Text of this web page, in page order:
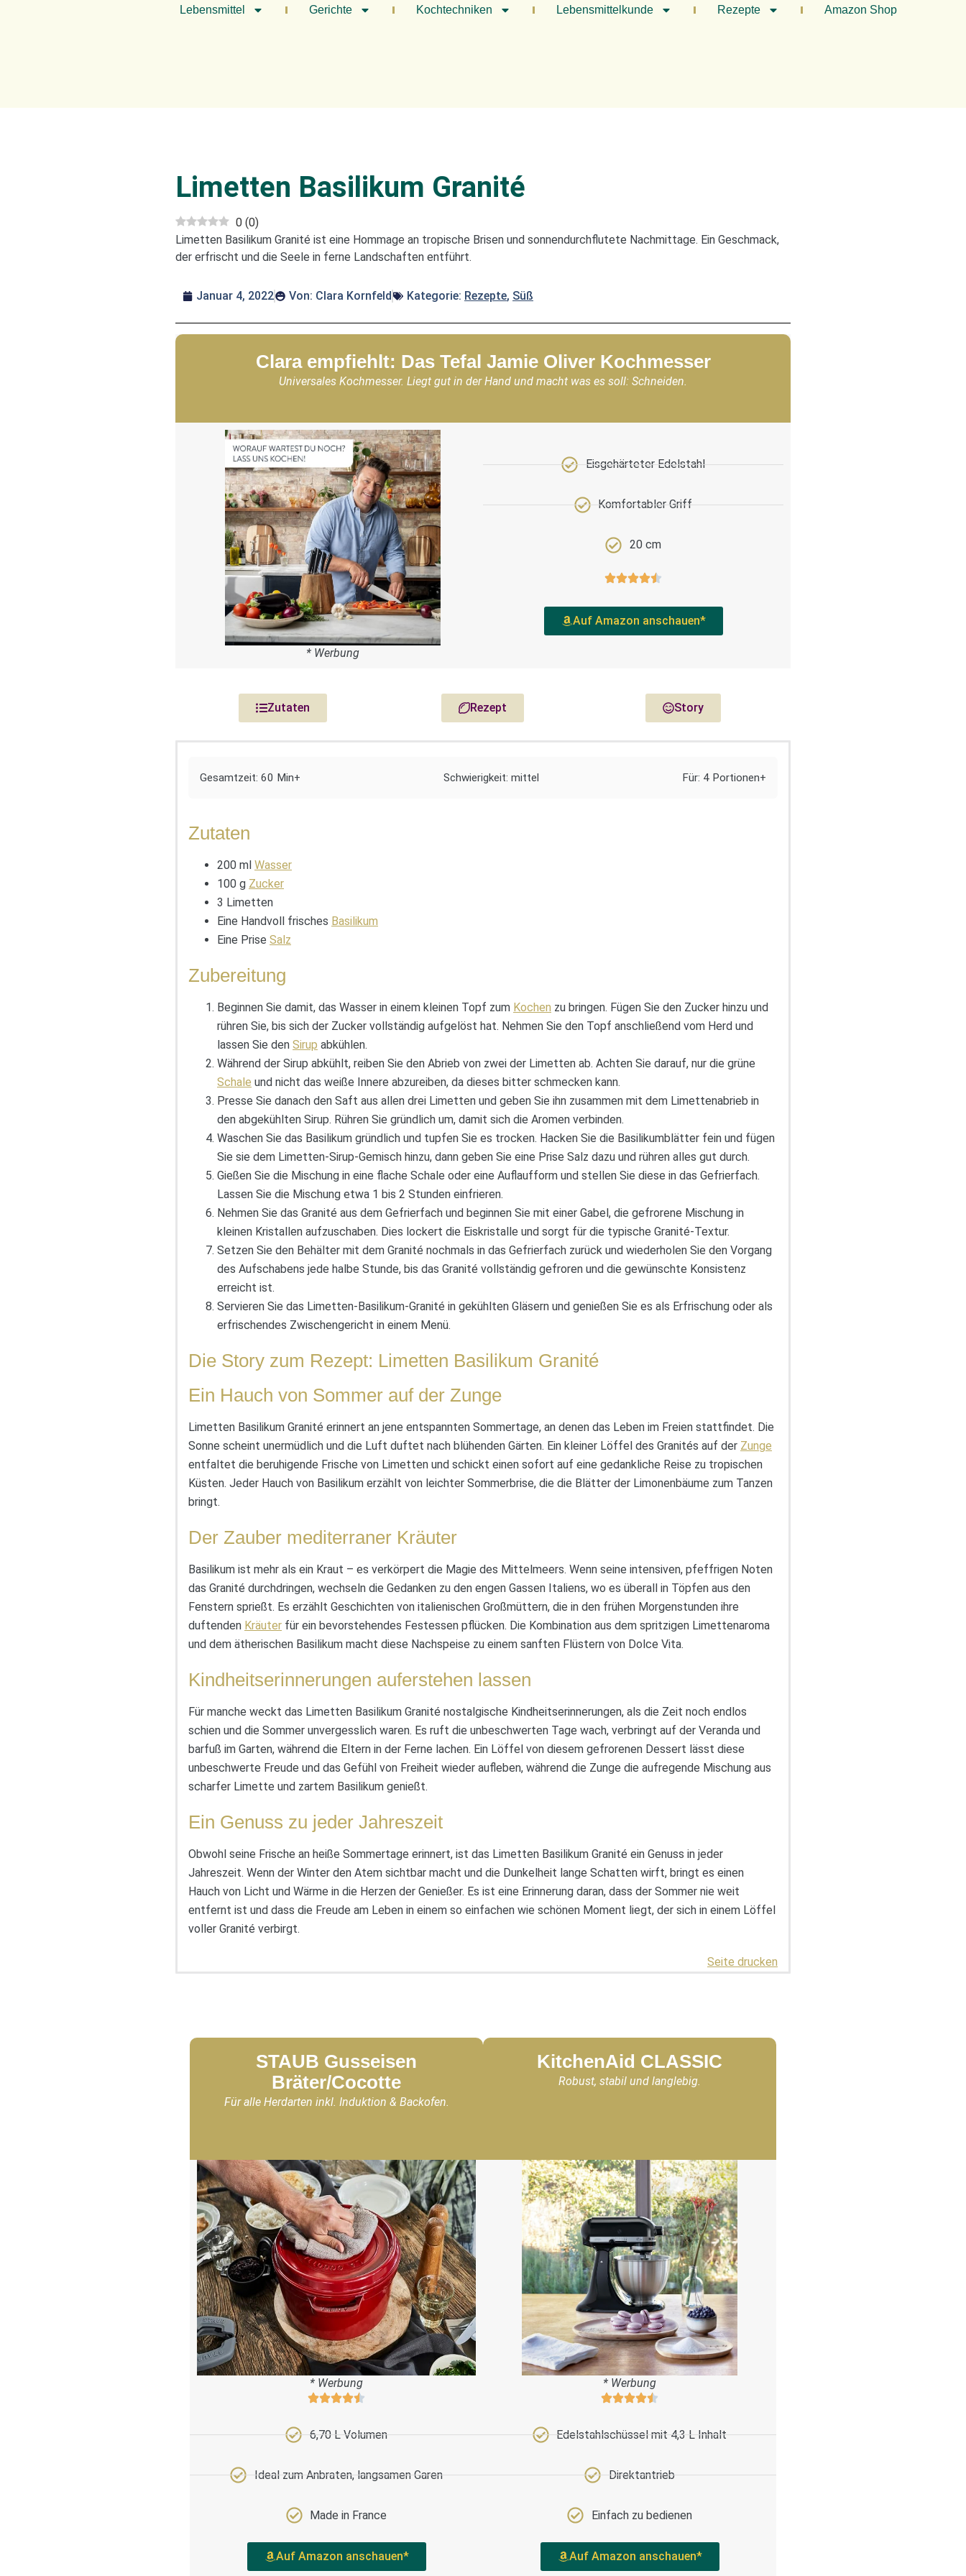
Lebensmittel Gerichte Kochtechniken Lebensmittelkunde Rezepte Amazon Shop
Limetten Basilikum Granité
0 (0)
Limetten Basilikum Granité ist eine Hommage an tropische Brisen und sonnendurchflutete Nachmittage. Ein Geschmack,
der erfrischt und die Seele in ferne Landschaften entführt.
Januar 4, 2022 Von: Clara Kornfeld Kategorie: Rezepte, Süß
Clara empfiehlt: Das Tefal Jamie Oliver Kochmesser
Universales Kochmesser. Liegt gut in der Hand und macht was es soll: Schneiden.
* Werbung
Eisgehärteter Edelstahl
Komfortabler Griff
20 cm
Auf Amazon anschauen*
Zutaten Rezept Story
Gesamtzeit: 60 Min+ Schwierigkeit: mittel Für: 4 Portionen+
Zutaten
200 ml Wasser
100 g Zucker
3 Limetten
Eine Handvoll frisches Basilikum
Eine Prise Salz
Zubereitung
Beginnen Sie damit, das Wasser in einem kleinen Topf zum Kochen zu bringen. Fügen Sie den Zucker hinzu und
rühren Sie, bis sich der Zucker vollständig aufgelöst hat. Nehmen Sie den Topf anschließend vom Herd und
lassen Sie den Sirup abkühlen.
Während der Sirup abkühlt, reiben Sie den Abrieb von zwei der Limetten ab. Achten Sie darauf, nur die grüne
Schale und nicht das weiße Innere abzureiben, da dieses bitter schmecken kann.
Presse Sie danach den Saft aus allen drei Limetten und geben Sie ihn zusammen mit dem Limettenabrieb in
den abgekühlten Sirup. Rühren Sie gründlich um, damit sich die Aromen verbinden.
Waschen Sie das Basilikum gründlich und tupfen Sie es trocken. Hacken Sie die Basilikumblätter fein und fügen
Sie sie dem Limetten-Sirup-Gemisch hinzu, dann geben Sie eine Prise Salz dazu und rühren alles gut durch.
Gießen Sie die Mischung in eine flache Schale oder eine Auflaufform und stellen Sie diese in das Gefrierfach.
Lassen Sie die Mischung etwa 1 bis 2 Stunden einfrieren.
Nehmen Sie das Granité aus dem Gefrierfach und beginnen Sie mit einer Gabel, die gefrorene Mischung in
kleinen Kristallen aufzuschaben. Dies lockert die Eiskristalle und sorgt für die typische Granité-Textur.
Setzen Sie den Behälter mit dem Granité nochmals in das Gefrierfach zurück und wiederholen Sie den Vorgang
des Aufschabens jede halbe Stunde, bis das Granité vollständig gefroren und die gewünschte Konsistenz
erreicht ist.
Servieren Sie das Limetten-Basilikum-Granité in gekühlten Gläsern und genießen Sie es als Erfrischung oder als
erfrischendes Zwischengericht in einem Menü.
Die Story zum Rezept: Limetten Basilikum Granité
Ein Hauch von Sommer auf der Zunge
Limetten Basilikum Granité erinnert an jene entspannten Sommertage, an denen das Leben im Freien stattfindet. Die
Sonne scheint unermüdlich und die Luft duftet nach blühenden Gärten. Ein kleiner Löffel des Granités auf der Zunge
entfaltet die beruhigende Frische von Limetten und schickt einen sofort auf eine gedankliche Reise zu tropischen
Küsten. Jeder Hauch von Basilikum erzählt von leichter Sommerbrise, die die Blätter der Limonenbäume zum Tanzen
bringt.
Der Zauber mediterraner Kräuter
Basilikum ist mehr als ein Kraut – es verkörpert die Magie des Mittelmeers. Wenn seine intensiven, pfeffrigen Noten
das Granité durchdringen, wechseln die Gedanken zu den engen Gassen Italiens, wo es überall in Töpfen aus den
Fenstern sprießt. Es erzählt Geschichten von italienischen Großmüttern, die in den frühen Morgenstunden ihre
duftenden Kräuter für ein bevorstehendes Festessen pflücken. Die Kombination aus dem spritzigen Limettenaroma
und dem ätherischen Basilikum macht diese Nachspeise zu einem sanften Flüstern von Dolce Vita.
Kindheitserinnerungen auferstehen lassen
Für manche weckt das Limetten Basilikum Granité nostalgische Kindheitserinnerungen, als die Zeit noch endlos
schien und die Sommer unvergesslich waren. Es ruft die unbeschwerten Tage wach, verbringt auf der Veranda und
barfuß im Garten, während die Eltern in der Ferne lachen. Ein Löffel von diesem gefrorenen Dessert lässt diese
unbeschwerte Freude und das Gefühl von Freiheit wieder aufleben, während die Zunge die aufregende Mischung aus
scharfer Limette und zartem Basilikum genießt.
Ein Genuss zu jeder Jahreszeit
Obwohl seine Frische an heiße Sommertage erinnert, ist das Limetten Basilikum Granité ein Genuss in jeder
Jahreszeit. Wenn der Winter den Atem sichtbar macht und die Dunkelheit lange Schatten wirft, bringt es einen
Hauch von Licht und Wärme in die Herzen der Genießer. Es ist eine Erinnerung daran, dass der Sommer nie weit
entfernt ist und dass die Freude am Leben in einem so einfachen wie schönen Moment liegt, der sich in einem Löffel
voller Granité verbirgt.
Seite drucken
STAUB Gusseisen
Bräter/Cocotte
Für alle Herdarten inkl. Induktion & Backofen.
* Werbung
6,70 L Volumen
Ideal zum Anbraten, langsamen Garen
Made in France
Auf Amazon anschauen*
KitchenAid CLASSIC
Robust, stabil und langlebig.
* Werbung
Edelstahlschüssel mit 4,3 L Inhalt
Direktantrieb
Einfach zu bedienen
Auf Amazon anschauen*